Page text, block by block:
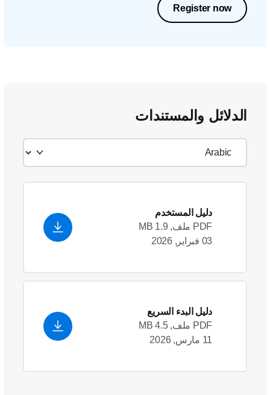
Register now
الدلائل والمستندات
دليل المستخدم
PDF ملف, 1.9 MB
03 فبراير, 2026
دليل البدء السريع
PDF ملف, 4.5 MB
11 مارس, 2026